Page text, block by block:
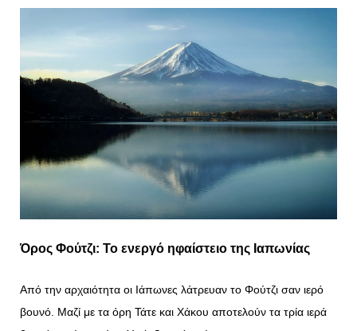
Όρος Φούτζι: Το ενεργό ηφαίστειο της Ιαπωνίας
Από την αρχαιότητα οι Ιάπωνες λάτρευαν το Φούτζι σαν ιερό
βουνό. Μαζί με τα όρη Τάτε και Χάκου αποτελούν τα τρία ιερά